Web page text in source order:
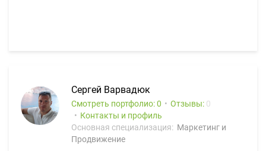
Сергей Варвадюк
Смотреть портфолио: 0 Отзывы: 0
Контакты и профиль
Основная специализация: Маркетинг и
Продвижение